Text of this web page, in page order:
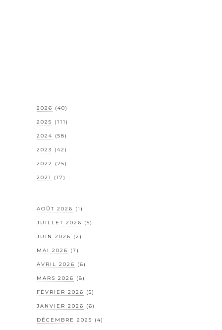
2026 (40)
2025 (111)
2024 (58)
2023 (42)
2022 (25)
2021 (17)
AOÛT 2026 (1)
JUILLET 2026 (5)
JUIN 2026 (2)
MAI 2026 (7)
AVRIL 2026 (6)
MARS 2026 (8)
FÉVRIER 2026 (5)
JANVIER 2026 (6)
DÉCEMBRE 2025 (4)